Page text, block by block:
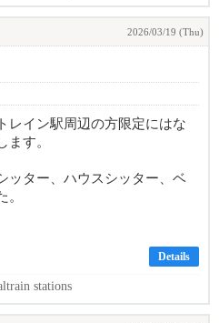
2026/03/19 (Thu)
レイン駅周辺の方限定にはな
ます。
ッター、ハウスシッター、ベ
。
Details
stations